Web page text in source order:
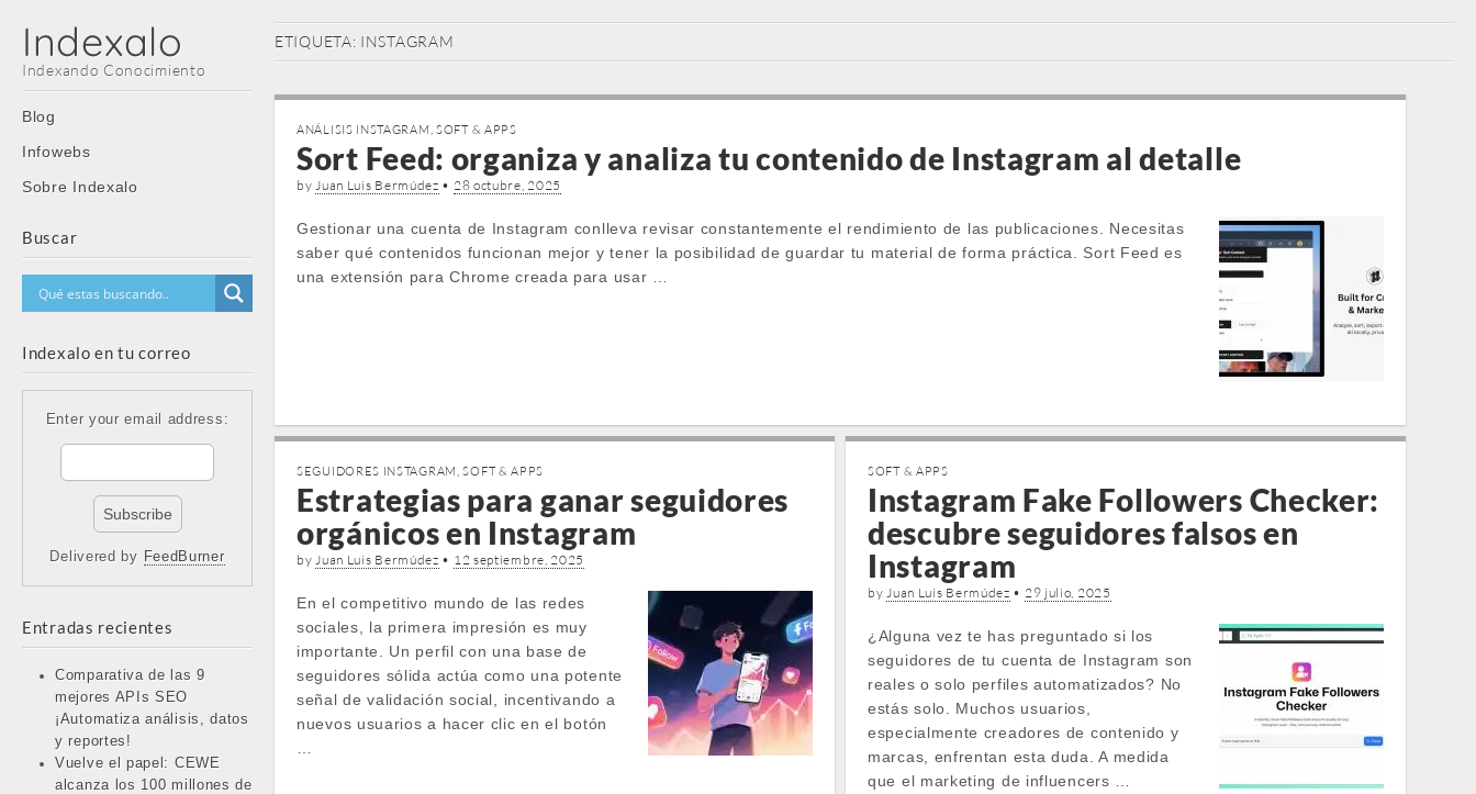
Indexalo
Indexando Conocimiento
Main
menu
Skip
content
Blog
Infowebs
Sobre Indexalo
Buscar
Indexalo en tu correo
Enter your email address:
Delivered by FeedBurner
Entradas recientes
Comparativa de las 9
mejores APIs SEO
¡Automatiza análisis, datos
y reportes!
Vuelve el papel: CEWE
alcanza los 100 millones de
ETIQUETA: INSTAGRAM
ANÁLISIS INSTAGRAM,SOFT & APPS
Sort Feed: organiza y analiza tu contenido de Instagram al detalle
byJuan Luis Bermúdez • 28 octubre, 2025
Gestionar una cuenta de Instagram conlleva revisar constantemente el rendimiento de las publicaciones. Necesitas
saber qué contenidos funcionan mejor y tener la posibilidad de guardar tu material de forma práctica. Sort Feed es
una extensión para Chrome creada para usar …
SEGUIDORES INSTAGRAM,SOFT & APPS
Estrategias para ganar seguidores
orgánicos en Instagram
byJuan Luis Bermúdez • 12 septiembre, 2025
En el competitivo mundo de las redes
sociales, la primera impresión es muy
importante. Un perfil con una base de
seguidores sólida actúa como una potente
señal de validación social, incentivando a
nuevos usuarios a hacer clic en el botón
SOFT & APPS
Instagram Fake Followers Checker:
descubre seguidores falsos en
Instagram
byJuan Luis Bermúdez • 29 julio, 2025
¿Alguna vez te has preguntado si los
seguidores de tu cuenta de Instagram son
reales o solo perfiles automatizados? No
estás solo. Muchos usuarios,
especialmente creadores de contenido y
marcas, enfrentan esta duda. A medida
que el marketing de influencers …